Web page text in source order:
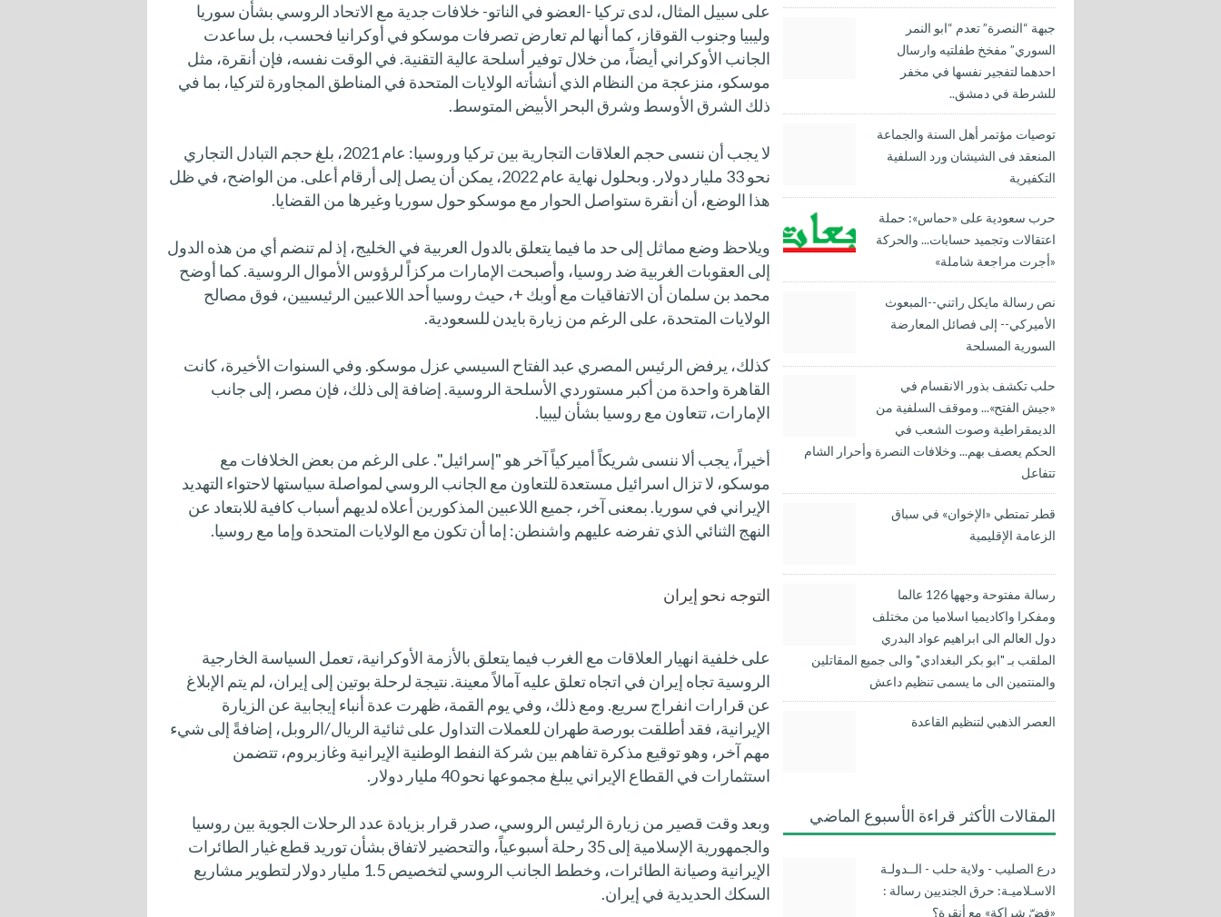
على سبيل المثال، لدى تركيا -العضو في الناتو- خلافات جدية مع الاتحاد الروسي بشأن سوريا
وليبيا وجنوب القوقاز، كما أنها لم تعارض تصرفات موسكو في أوكرانيا فحسب، بل ساعدت
الجانب الأوكراني أيضاً، من خلال توفير أسلحة عالية التقنية. في الوقت نفسه، فإن أنقرة، مثل
موسكو، منزعجة من النظام الذي أنشأته الولايات المتحدة في المناطق المجاورة لتركيا، بما في
ذلك الشرق الأوسط وشرق البحر الأبيض المتوسط.
لا يجب أن ننسى حجم العلاقات التجارية بين تركيا وروسيا: عام 2021، بلغ حجم التبادل التجاري
نحو 33 مليار دولار. وبحلول نهاية عام 2022، يمكن أن يصل إلى أرقام أعلى. من الواضح، في ظل
هذا الوضع، أن أنقرة ستواصل الحوار مع موسكو حول سوريا وغيرها من القضايا.
ويلاحظ وضع مماثل إلى حد ما فيما يتعلق بالدول العربية في الخليج، إذ لم تنضم أي من هذه الدول
إلى العقوبات الغربية ضد روسيا، وأصبحت الإمارات مركزاً لرؤوس الأموال الروسية. كما أوضح
محمد بن سلمان أن الاتفاقيات مع أوبك +، حيث روسيا أحد اللاعبين الرئيسيين، فوق مصالح
الولايات المتحدة، على الرغم من زيارة بايدن للسعودية.
كذلك، يرفض الرئيس المصري عبد الفتاح السيسي عزل موسكو. وفي السنوات الأخيرة، كانت
القاهرة واحدة من أكبر مستوردي الأسلحة الروسية. إضافة إلى ذلك، فإن مصر، إلى جانب
الإمارات، تتعاون مع روسيا بشأن ليبيا.
أخيراً، يجب ألا ننسى شريكاً أميركياً آخر هو "إسرائيل". على الرغم من بعض الخلافات مع
موسكو، لا تزال اسرائيل مستعدة للتعاون مع الجانب الروسي لمواصلة سياستها لاحتواء التهديد
الإيراني في سوريا. بمعنى آخر، جميع اللاعبين المذكورين أعلاه لديهم أسباب كافية للابتعاد عن
النهج الثنائي الذي تفرضه عليهم واشنطن: إما أن تكون مع الولايات المتحدة وإما مع روسيا.
التوجه نحو إيران
على خلفية انهيار العلاقات مع الغرب فيما يتعلق بالأزمة الأوكرانية، تعمل السياسة الخارجية
الروسية تجاه إيران في اتجاه تعلق عليه آمالاً معينة. نتيجة لرحلة بوتين إلى إيران، لم يتم الإبلاغ
عن قرارات انفراج سريع. ومع ذلك، وفي يوم القمة، ظهرت عدة أنباء إيجابية عن الزيارة
الإيرانية، فقد أطلقت بورصة طهران للعملات التداول على ثنائية الريال/الروبل، إضافةً إلى شيء
مهم آخر، وهو توقيع مذكرة تفاهم بين شركة النفط الوطنية الإيرانية وغازبروم، تتضمن
استثمارات في القطاع الإيراني يبلغ مجموعها نحو 40 مليار دولار.
وبعد وقت قصير من زيارة الرئيس الروسي، صدر قرار بزيادة عدد الرحلات الجوية بين روسيا
والجمهورية الإسلامية إلى 35 رحلة أسبوعياً، والتحضير لاتفاق بشأن توريد قطع غيار الطائرات
الإيرانية وصيانة الطائرات، وخطط الجانب الروسي لتخصيص 1.5 مليار دولار لتطوير مشاريع
السكك الحديدية في إيران.
جبهة “النصرة” تعدم “ابو النمر
السوري” مفخخ طفلتيه وارسال
احدهما لتفجير نفسها في مخفر
للشرطة في دمشق..
توصيات مؤتمر أهل السنة والجماعة
المنعقد فى الشيشان ورد السلفية
التكفيرية
حرب سعودية على «حماس»: حملة
اعتقالات وتجميد حسابات... والحركة
«أجرت مراجعة شاملة»
نص رسالة مايكل راتني--المبعوث
الأميركي-- إلى فصائل المعارضة
السورية المسلحة
حلب تكشف بذور الانقسام في
«جيش الفتح»... وموقف السلفية من
الديمقراطية وصوت الشعب في
الحكم يعصف بهم... وخلافات النصرة وأحرار الشام
تتفاعل
قطر تمتطي «الإخوان» في سباق
الزعامة الإقليمية
رسالة مفتوحة وجهها 126 عالما
ومفكرا واكاديميا اسلاميا من مختلف
دول العالم الى ابراهيم عواد البدري
الملقب بـ "ابو بكر البغدادي" والى جميع المقاتلين
والمنتمين الى ما يسمى تنظيم داعش
العصر الذهبي لتنظيم القاعدة
المقالات الأكثر قراءة الأسبوع الماضي
درع الصليب - ولاية حلب - الــدولـة
الاسـلاميـة: حرق الجنديين رسالة :
«فضّ شراكة» مع أنقرة؟